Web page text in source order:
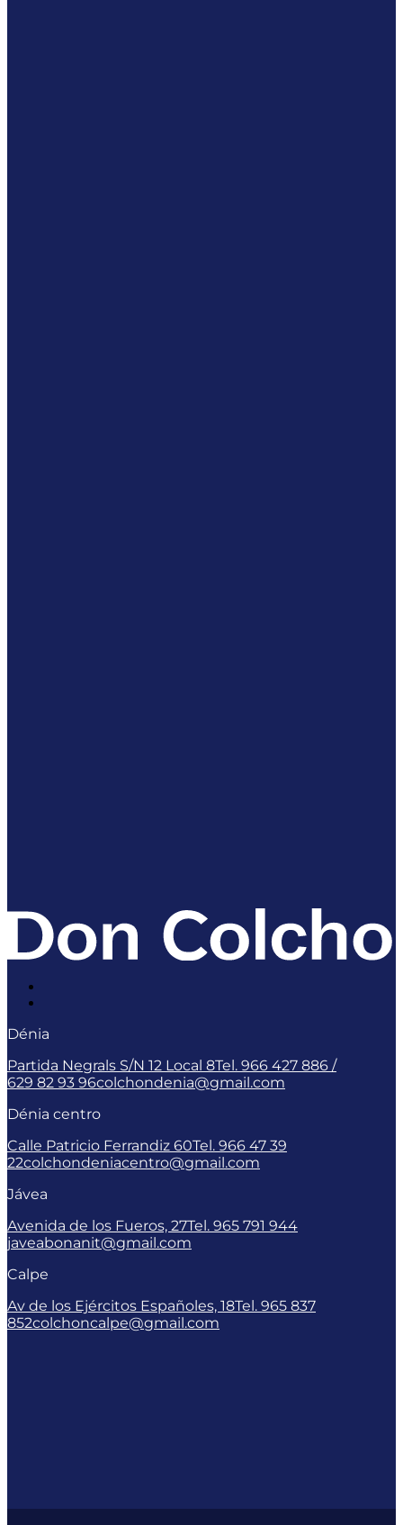
Dénia
Partida Negrals S/N 12 Local 8Tel. 966 427 886 /
629 82 93 96colchondenia@gmail.com
Dénia centro
Calle Patricio Ferrandiz 60Tel. 966 47 39
22colchondeniacentro@gmail.com
Jávea
Avenida de los Fueros, 27Tel. 965 791 944
javeabonanit@gmail.com
Calpe
Av de los Ejércitos Españoles, 18Tel. 965 837
852colchoncalpe@gmail.com